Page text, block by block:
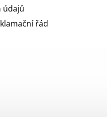
údajů
řád